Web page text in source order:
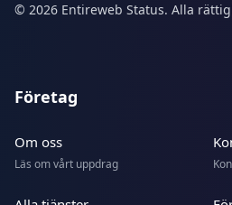
© 2026 Entireweb Status. Alla
Företag
Om oss
Läs om vårt uppdrag